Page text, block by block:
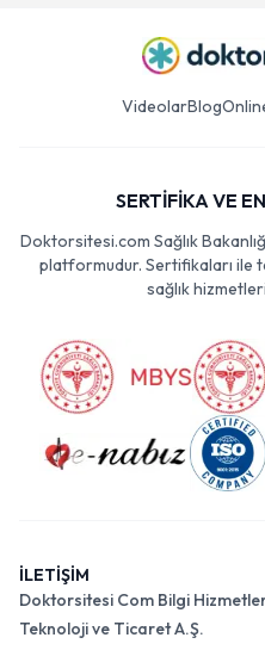
VideolarBlog
SERTİFİKA VE
Doktorsitesi.com Sağlık
platformudur. Sertifikaları ile
sağlık
İLETİŞİM
Doktorsitesi Com Bilgi
Teknoloji ve Ticaret A.Ş.